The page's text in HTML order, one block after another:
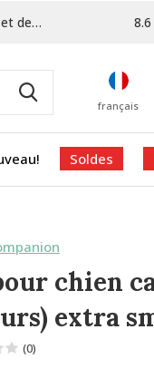
Soldes
français
8.6
chien
extra
(0)